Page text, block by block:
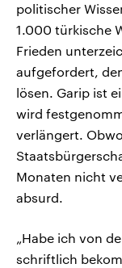
politischer
1.000 türkische
Frieden
aufgefordert,
lösen. Garip ist
wird
verlängert.
Monaten nicht
absurd.
„Habe ich von
schriftlich